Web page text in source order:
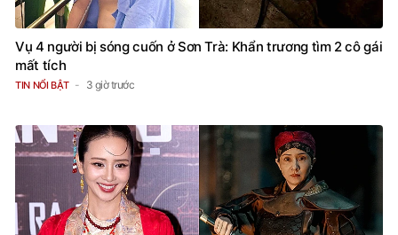
Vụ 4 người bị sóng cuốn ở Sơn Trà: Khẩn trương tìm 2 cô gái
mất tích
TIN NỔI BẬT 3 giờ trước